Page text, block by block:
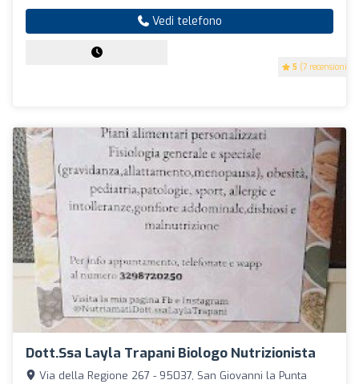
5 (7 recensioni)
Vedi telefono
Dott.ssa Layla Trapani Biologo Nutrizionista
Via della Regione 267 - 95037, San Giovanni la Punta